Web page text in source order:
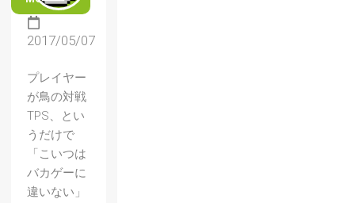
2017/05/07
プレイヤー
が鳥の対戦
TPS、とい
うだけで
「こいつは
バカゲーに
違いない」